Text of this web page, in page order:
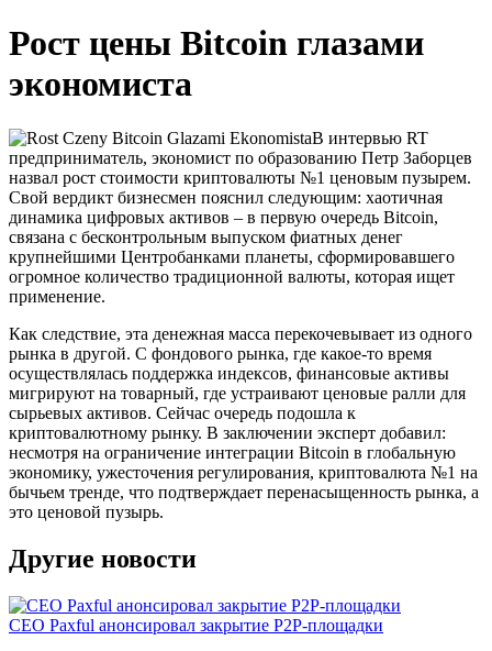
Рост цены Bitcoin глазами
экономиста
В интервью RT
предприниматель, экономист по образованию Петр Заборцев
назвал рост стоимости криптовалюты №1 ценовым пузырем.
Свой вердикт бизнесмен пояснил следующим: хаотичная
динамика цифровых активов – в первую очередь Bitcoin,
связана с бесконтрольным выпуском фиатных денег
крупнейшими Центробанками планеты, сформировавшего
огромное количество традиционной валюты, которая ищет
применение.
Как следствие, эта денежная масса перекочевывает из одного
рынка в другой. С фондового рынка, где какое-то время
осуществлялась поддержка индексов, финансовые активы
мигрируют на товарный, где устраивают ценовые ралли для
сырьевых активов. Сейчас очередь подошла к
криптовалютному рынку. В заключении эксперт добавил:
несмотря на ограничение интеграции Bitcoin в глобальную
экономику, ужесточения регулирования, криптовалюта №1 на
бычьем тренде, что подтверждает перенасыщенность рынка, а
это ценовой пузырь.
Другие новости
CEO Paxful анонсировал закрытие P2P-площадки